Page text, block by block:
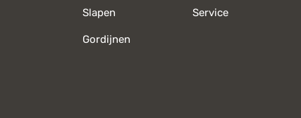
Slapen
Gordijnen
Service